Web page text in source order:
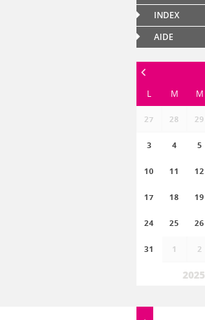
INDEX
AIDE
L
M M
27 28 29
3 4 5
10 11 12
17 18 19
24 25 26
31 1 2
2025